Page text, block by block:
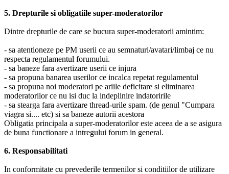
5. Drepturile si obligatiile super-moderatorilor
Dintre drepturile de care se bucura super-moderatorii amintim:
- sa atentioneze pe PM userii ce au semnaturi/avatari/limbaj ce nu
respecta regulamentul forumului.
- sa baneze fara avertizare userii ce injura
- sa propuna banarea userilor ce incalca repetat regulamentul
- sa propuna noi moderatori pe ariile deficitare si eliminarea
moderatorilor ce nu isi duc la indeplinire indatoririle
- sa stearga fara avertizare thread-urile spam. (de genul "Cumpara
viagra si.... etc) si sa baneze autorii acestora
Obligatia principala a super-moderatorilor este aceea de a se asigura
de buna functionare a intregului forum in general.
6. Responsabilitati
In conformitate cu prevederile termenilor si conditiilor de utilizare